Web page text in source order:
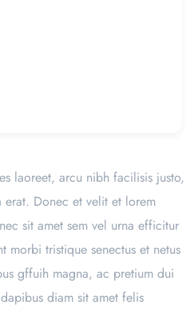
laoreet, arcu nibh facilisis justo,
erat. Donec et velit et lorem
sit amet sem vel urna efficitur
morbi tristique senectus et netus
gffuih magna, ac pretium dui
diam sit amet felis